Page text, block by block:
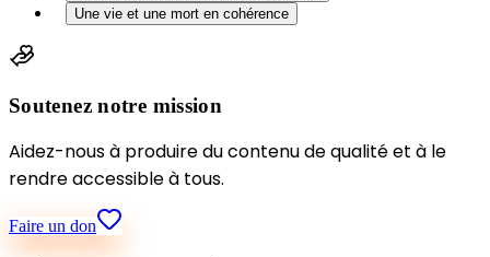
Une vie et une mort en cohérence
Soutenez notre mission
Aidez-nous à produire du contenu de qualité et à le
rendre accessible à tous.
Faire un don